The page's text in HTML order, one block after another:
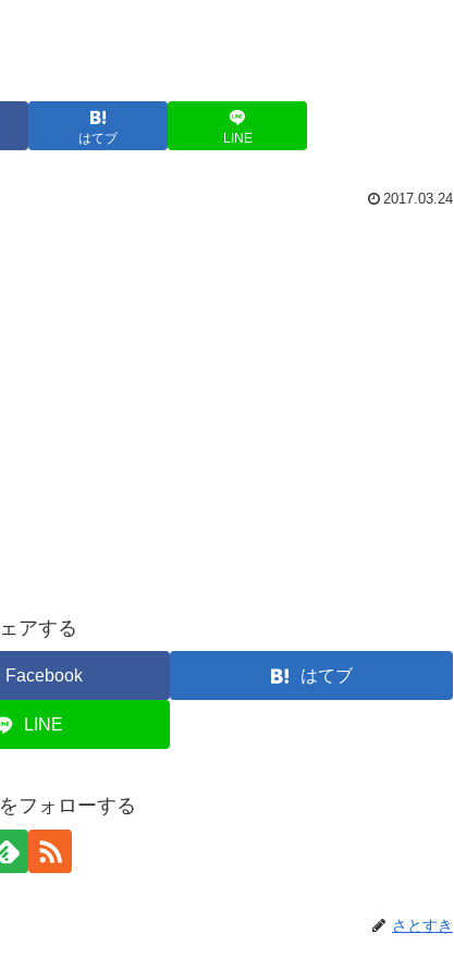
はてブ LINE
2017.03.24
アする
Facebook はてブ
LINE
フォローする
さとすき